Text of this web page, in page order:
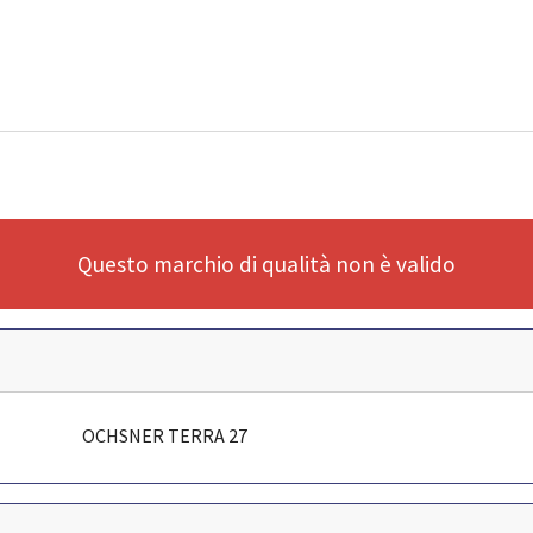
Questo marchio di qualità non è valido
OCHSNER TERRA 27